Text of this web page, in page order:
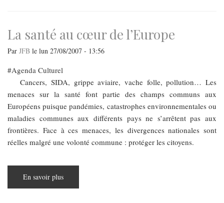
La santé au cœur de l’Europe
Par JFB le lun 27/08/2007 - 13:56
Agenda Culturel
Cancers, SIDA, grippe aviaire, vache folle, pollution… Les
menaces sur la santé font partie des champs communs aux
Européens puisque pandémies, catastrophes environnementales ou
maladies communes aux différents pays ne s’arrêtent pas aux
frontières. Face à ces menaces, les divergences nationales sont
réelles malgré une volonté commune : protéger les citoyens.
En savoir plus
santé